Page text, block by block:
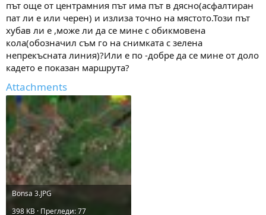
път още от центрамния път има път в дясно(асфалтиран
пат ли е или черен) и излиза точно на мястото.Този път
хубав ли е ,може ли да се мине с обикмовена
кола(обозначил съм го на снимката с зелена
непрекъсната линия)?Или е по -добре да се мине от доло
кадето е показан маршрута?
Attachments
Bonsa 3.JPG
398 KB · Прегледи: 77